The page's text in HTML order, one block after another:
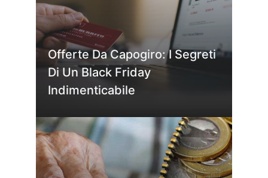
Offerte Da Capogiro: I Segreti
Di Un Black Friday
Indimenticabile